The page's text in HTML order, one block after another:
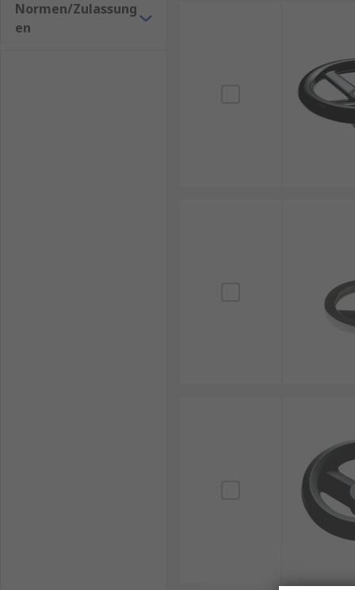
Normen/Zulassung
en